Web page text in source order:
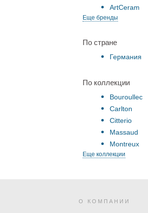
ArtCeram
Еще бренды
По стране
Германия
По коллекции
Bouroullec
Carlton
Citterio
Massaud
Montreux
Еще коллекции
О КОМПАНИИ